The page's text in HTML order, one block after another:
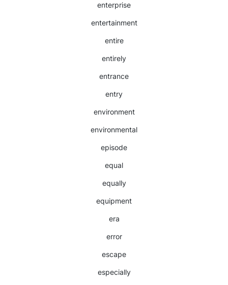
enterprise
entertainment
entire
entirely
entrance
entry
environment
environmental
episode
equal
equally
equipment
era
error
escape
especially